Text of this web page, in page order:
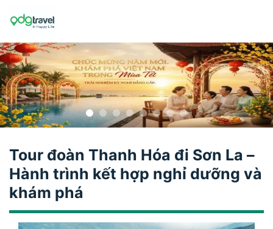
Tour đoàn Thanh Hóa đi Sơn La –
Hành trình kết hợp nghỉ dưỡng và
khám phá